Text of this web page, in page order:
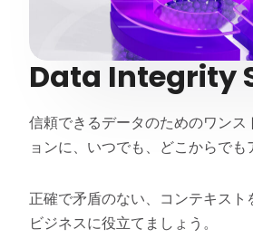
Data Integrity
信頼できるデータのためのワンス
ョンに、いつでも、どこからでも
正確で矛盾のない、コンテキスト
ビジネスに役立てましょう。